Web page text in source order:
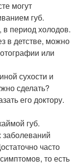
могут
губ.
период холодов.
в детстве, можно
или
сухости и
сделать?
его доктору.
губ.
часто
то есть